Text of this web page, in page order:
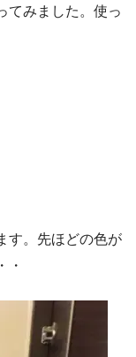
てみました。使っ
す。先ほどの色が
・